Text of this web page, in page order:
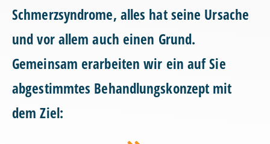
Schmerzsyndrome, alles hat seine Ursache
und vor allem auch einen Grund.
Gemeinsam erarbeiten wir ein auf Sie
abgestimmtes Behandlungskonzept mit
dem Ziel: